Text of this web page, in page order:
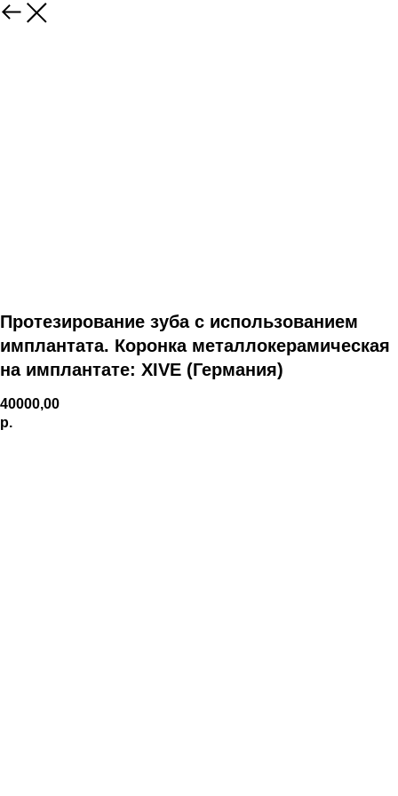
Протезирование зуба с использованием
имплантата. Коронка металлокерамическая
на имплантате: XIVE (Германия)
40000,00
р.